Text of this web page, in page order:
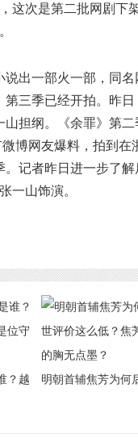
这次是第二批网剧下
出一部火一部，同
三季已经开拍。昨
担纲。《余罪》第二
博网友爆料，拍到在
。记者昨日进一步了
一山饰演。
？越
明朝首辅焦芳为何